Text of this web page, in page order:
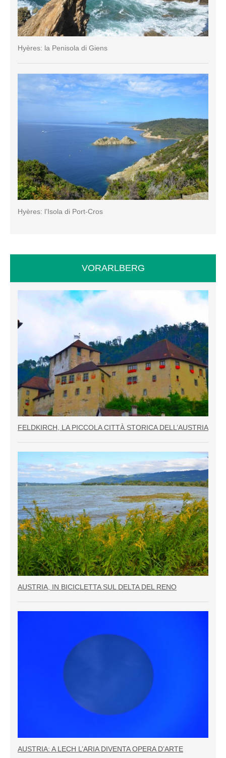
Hyères: la Penisola di Giens
Hyères: l’Isola di Port-Cros
VORARLBERG
FELDKIRCH, LA PICCOLA CITTÀ STORICA DELL’AUSTRIA
AUSTRIA, IN BICICLETTA SUL DELTA DEL RENO
AUSTRIA: A LECH L’ARIA DIVENTA OPERA D’ARTE